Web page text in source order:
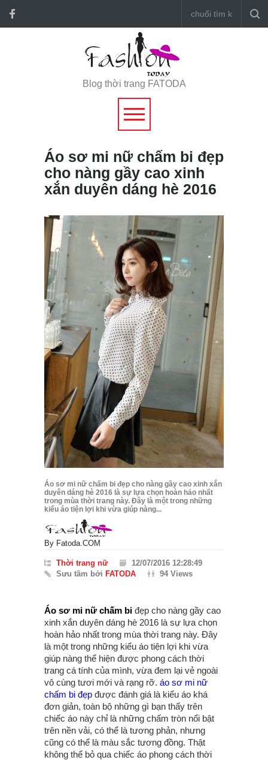
Blog thời trang FATODA
Áo sơ mi nữ chấm bi đẹp
cho nàng gầy cao xinh
xắn duyên dáng hè 2016
Áo sơ mi nữ chấm bi đẹp cho nàng gầy cao xinh xắn
duyên dáng hè 2016 là sự lựa chọn hoàn hảo nhất
trong mùa thời trang này. Đây là một trong những
kiểu áo tiện lợi khi vừa giúp nàng...
By Fatoda.COM
Thời trang nữ
12/07/2016 12:28:49
Sưu tầm bởi FATODA 94 Views
Áo sơ mi nữ chấm bi đẹp cho nàng gầy cao
xinh xắn duyên dáng hè 2016 là sự lựa chọn
hoàn hảo nhất trong mùa thời trang này. Đây
là một trong những kiểu áo tiện lợi khi vừa
giúp nàng thể hiện được phong cách thời
trang cá tính của mình, vừa đem lại vẻ ngoài
vô cùng tươi mới và rạng rỡ. áo sơ mi nữ
chấm bi đẹp được đánh giá là kiểu áo khá
đơn giản, toàn bộ những gì bạn thấy trên
chiếc áo này chỉ là những chấm tròn nổi bật
trên nền vải, có thể là tương phản, nhưng
cũng có thể là màu sắc tương đồng. Thật
không thể bỏ qua chiếc áo phong cách thời